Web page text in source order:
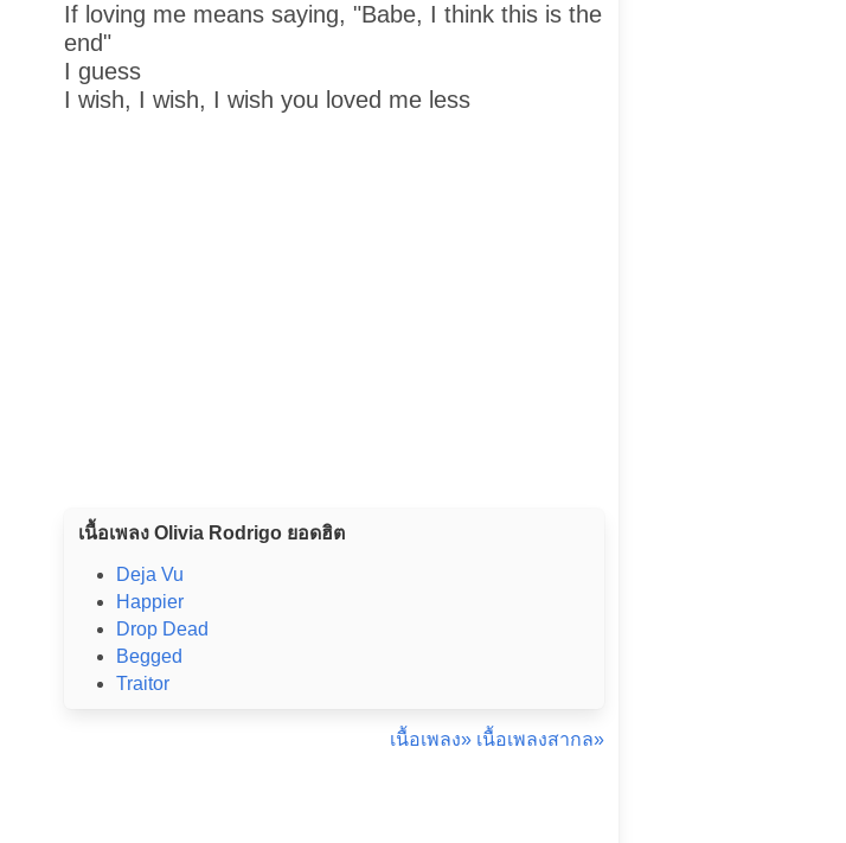
If loving me means saying, "Babe, I think this is the
end"
I guess
I wish, I wish, I wish you loved me less
เนื้อเพลง Olivia Rodrigo ยอดฮิต
Deja Vu
Happier
Drop Dead
Begged
Traitor
เนื้อเพลง» เนื้อเพลงสากล»